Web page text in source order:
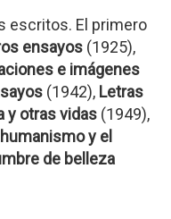
escritos. El primero
ensayos (1925),
e imágenes
(1942), Letras
y otras vidas (1949),
y el
de belleza